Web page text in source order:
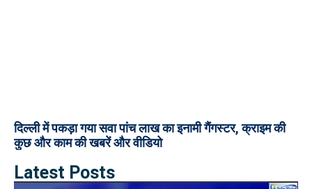
दिल्ली में पकड़ा गया सवा पांच लाख का इनामी गैंगस्टर, क्राइम की
कुछ और काम की खबरें और वीडियो
Latest Posts